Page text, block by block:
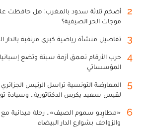
2
أضخم ثلاثة سدود بالمغرب: هل حافظت
موجات الحر الصيفية؟
3 تفاصيل منشأة رياضية كبرى مرتقبة بالدار
4
حرب الأرقام تعمق أزمة سبتة وتضع
المؤسساتي
5
المعارضة التونسية تراسل الرئيس
لقيس سعيد يكرس الدكتاتورية.. وسيادة
6
«مطارِدو سموم الصيف».. رحلة ميدانية
والزواحف بشوارع الدار البيضاء